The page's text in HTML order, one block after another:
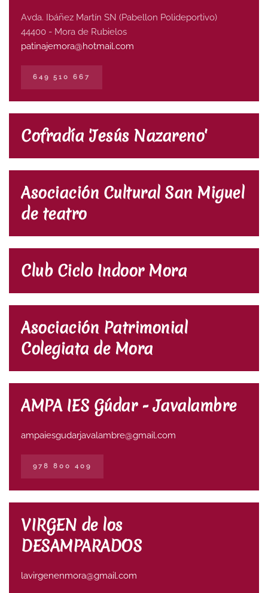
Avda. Ibáñez Martín SN (Pabellon Polideportivo)
44400 - Mora de Rubielos
patinajemora@hotmail.com
649 510 667
Cofradía 'Jesús Nazareno'
Asociación Cultural San Miguel
de teatro
Club Ciclo Indoor Mora
Asociación Patrimonial
Colegiata de Mora
AMPA IES Gúdar - Javalambre
ampaiesgudarjavalambre@gmail.com
978 800 409
VIRGEN de los
DESAMPARADOS
lavirgenenmora@gmail.com